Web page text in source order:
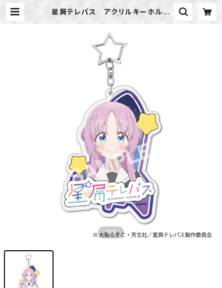
星屑テレパス アクリルキーホルダ
1/1